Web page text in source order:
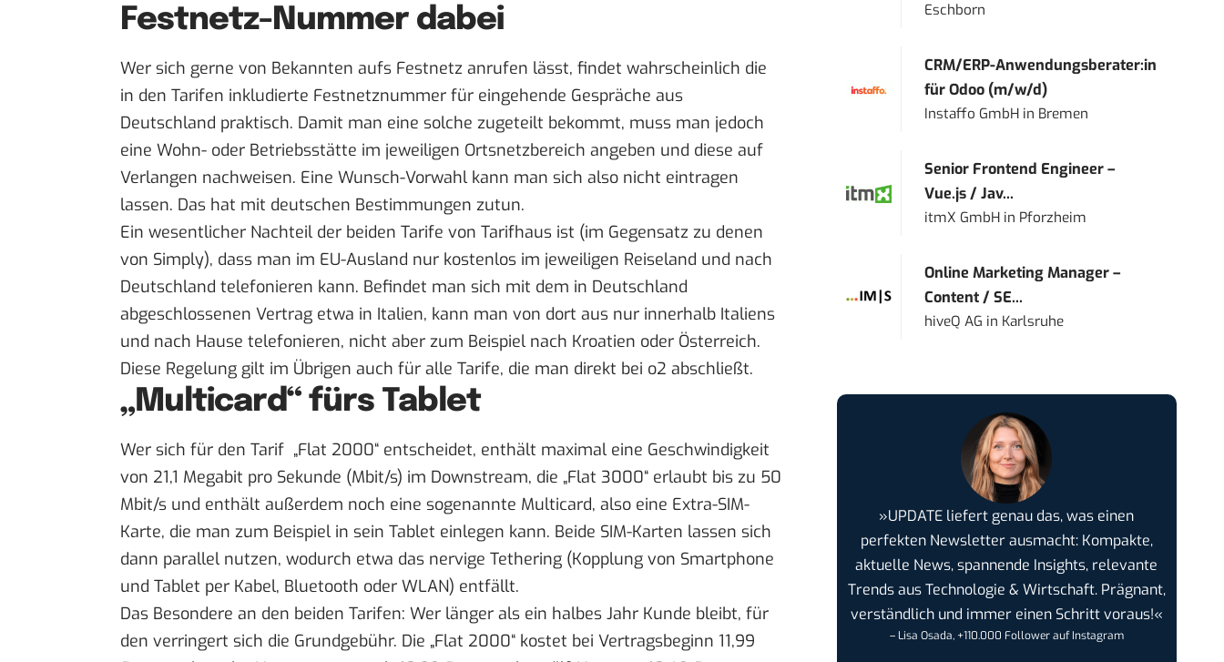
Festnetz-Nummer dabei
Wer sich gerne von Bekannten aufs Festnetz anrufen lässt, findet wahrscheinlich die
in den Tarifen inkludierte Festnetznummer für eingehende Gespräche aus
Deutschland praktisch. Damit man eine solche zugeteilt bekommt, muss man jedoch
eine Wohn- oder Betriebsstätte im jeweiligen Ortsnetzbereich angeben und diese auf
Verlangen nachweisen. Eine Wunsch-Vorwahl kann man sich also nicht eintragen
lassen. Das hat mit deutschen Bestimmungen zutun.
Ein wesentlicher Nachteil der beiden Tarife von Tarifhaus ist (im Gegensatz zu denen
von Simply), dass man im EU-Ausland nur kostenlos im jeweiligen Reiseland und nach
Deutschland telefonieren kann. Befindet man sich mit dem in Deutschland
abgeschlossenen Vertrag etwa in Italien, kann man von dort aus nur innerhalb Italiens
und nach Hause telefonieren, nicht aber zum Beispiel nach Kroatien oder Österreich.
Diese Regelung gilt im Übrigen auch für alle Tarife, die man direkt bei o2 abschließt.
„Multicard“ fürs Tablet
Wer sich für den Tarif „Flat 2000“ entscheidet, enthält maximal eine Geschwindigkeit
von 21,1 Megabit pro Sekunde (Mbit/s) im Downstream, die „Flat 3000“ erlaubt bis zu 50
Mbit/s und enthält außerdem noch eine sogenannte Multicard, also eine Extra-SIM-
Karte, die man zum Beispiel in sein Tablet einlegen kann. Beide SIM-Karten lassen sich
dann parallel nutzen, wodurch etwa das nervige Tethering (Kopplung von Smartphone
und Tablet per Kabel, Bluetooth oder WLAN) entfällt.
Das Besondere an den beiden Tarifen: Wer länger als ein halbes Jahr Kunde bleibt, für
den verringert sich die Grundgebühr. Die „Flat 2000“ kostet bei Vertragsbeginn 11,99
Eschborn
CRM/ERP-Anwendungsberater:in
für Odoo (m/w/d)
Instaffo GmbH in Bremen
Senior Frontend Engineer –
Vue.js / Jav...
itmX GmbH in Pforzheim
Online Marketing Manager –
Content / SE...
hiveQ AG in Karlsruhe
»UPDATE liefert genau das, was einen
perfekten Newsletter ausmacht: Kompakte,
aktuelle News, spannende Insights, relevante
Trends aus Technologie & Wirtschaft. Prägnant,
verständlich und immer einen Schritt voraus!«
– Lisa Osada, +110.000 Follower auf Instagram